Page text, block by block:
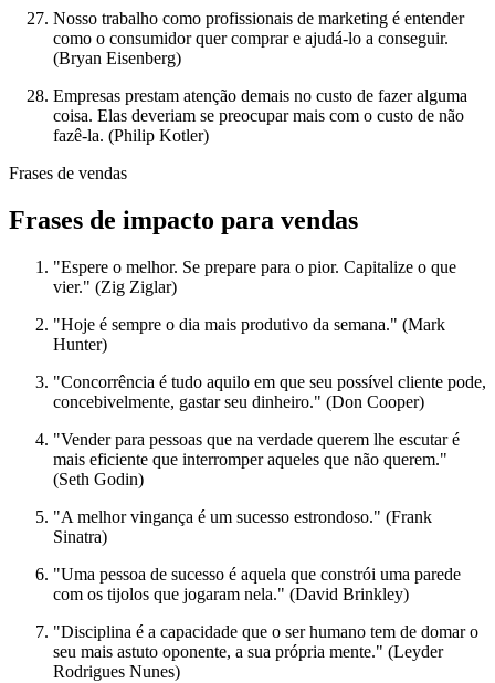
Nosso trabalho como profissionais de marketing é entender
como o consumidor quer comprar e ajudá-lo a conseguir.
(Bryan Eisenberg)
Empresas prestam atenção demais no custo de fazer alguma
coisa. Elas deveriam se preocupar mais com o custo de não
fazê-la. (Philip Kotler)
Frases de vendas
Frases de impacto para vendas
"Espere o melhor. Se prepare para o pior. Capitalize o que
vier." (Zig Ziglar)
"Hoje é sempre o dia mais produtivo da semana." (Mark
Hunter)
"Concorrência é tudo aquilo em que seu possível cliente pode,
concebivelmente, gastar seu dinheiro." (Don Cooper)
"Vender para pessoas que na verdade querem lhe escutar é
mais eficiente que interromper aqueles que não querem."
(Seth Godin)
"A melhor vingança é um sucesso estrondoso." (Frank
Sinatra)
"Uma pessoa de sucesso é aquela que constrói uma parede
com os tijolos que jogaram nela." (David Brinkley)
"Disciplina é a capacidade que o ser humano tem de domar o
seu mais astuto oponente, a sua própria mente." (Leyder
Rodrigues Nunes)